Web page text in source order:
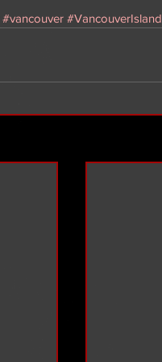
#vancouver #VancouverIsland